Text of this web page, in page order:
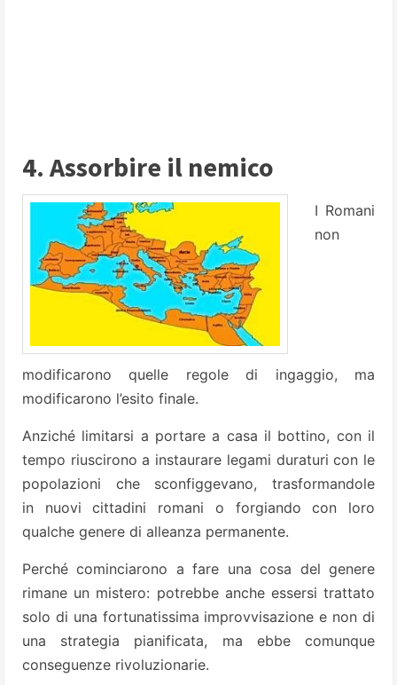
4. Assorbire il nemico
I Romani
non
modificarono quelle regole di ingaggio, ma
modificarono l’esito finale.
Anziché limitarsi a portare a casa il bottino, con il
tempo riuscirono a instaurare legami duraturi con le
popolazioni che sconfiggevano, trasformandole
in nuovi cittadini romani o forgiando con loro
qualche genere di alleanza permanente.
Perché cominciarono a fare una cosa del genere
rimane un mistero: potrebbe anche essersi trattato
solo di una fortunatissima improvvisazione e non di
una strategia pianificata, ma ebbe comunque
conseguenze rivoluzionarie.